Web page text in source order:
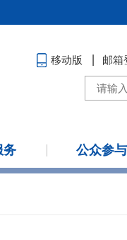
移动版 邮箱
务 公众参与